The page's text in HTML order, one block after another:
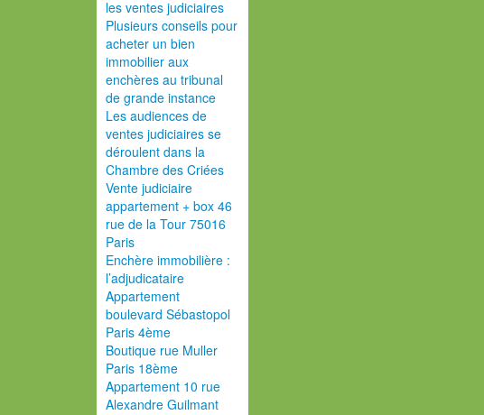
les ventes judiciaires
Plusieurs conseils pour
acheter un bien
immobilier aux
enchères au tribunal
de grande instance
Les audiences de
ventes judiciaires se
déroulent dans la
Chambre des Criées
Vente judiciaire
appartement + box 46
rue de la Tour 75016
Paris
Enchère immobilière :
l’adjudicataire
Appartement
boulevard Sébastopol
Paris 4ème
Boutique rue Muller
Paris 18ème
Appartement 10 rue
Alexandre Guilmant